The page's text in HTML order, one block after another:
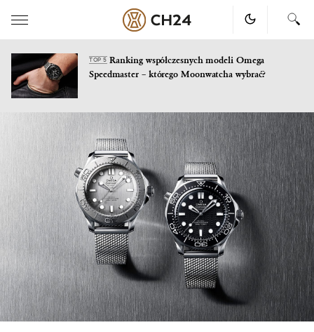
TOP 5Ranking współczesnych modeli Omega
Speedmaster – którego Moonwatcha wybrać?